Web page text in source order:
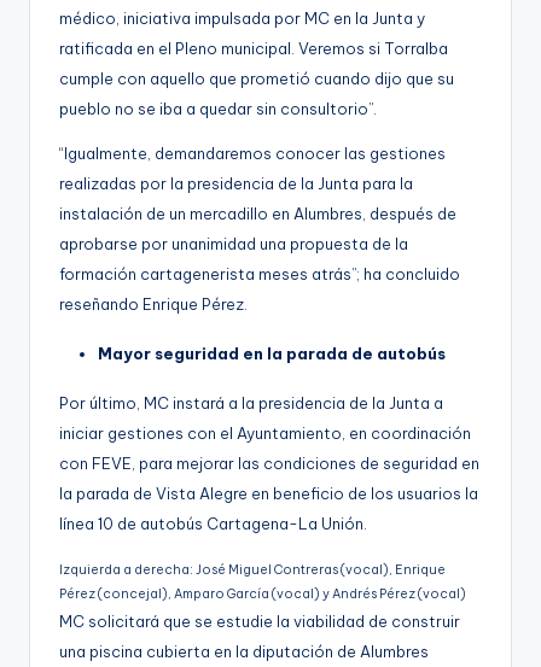
médico, iniciativa impulsada por MC en la Junta y
ratificada en el Pleno municipal. Veremos si Torralba
cumple con aquello que prometió cuando dijo que su
pueblo no se iba a quedar sin consultorio”.
“Igualmente, demandaremos conocer las gestiones
realizadas por la presidencia de la Junta para la
instalación de un mercadillo en Alumbres, después de
aprobarse por unanimidad una propuesta de la
formación cartagenerista meses atrás”; ha concluido
reseñando Enrique Pérez.
Mayor seguridad en la parada de autobús
Por último, MC instará a la presidencia de la Junta a
iniciar gestiones con el Ayuntamiento, en coordinación
con FEVE, para mejorar las condiciones de seguridad en
la parada de Vista Alegre en beneficio de los usuarios la
línea 10 de autobús Cartagena-La Unión.
Izquierda a derecha: José Miguel Contreras (vocal), Enrique
Pérez (concejal), Amparo García (vocal) y Andrés Pérez (vocal)
MC solicitará que se estudie la viabilidad de construir
una piscina cubierta en la diputación de Alumbres